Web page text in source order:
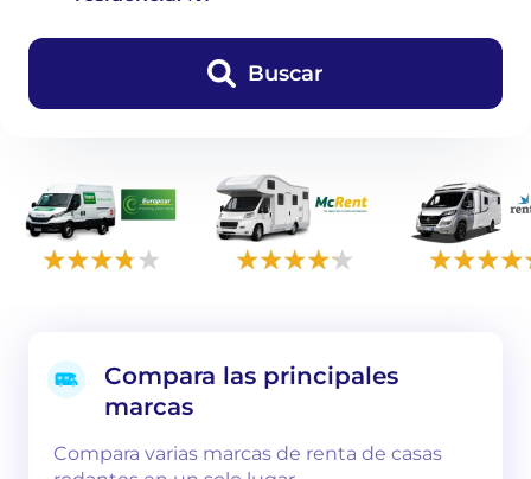
Buscar
Compara las principales
marcas
Compara varias marcas de renta de casas